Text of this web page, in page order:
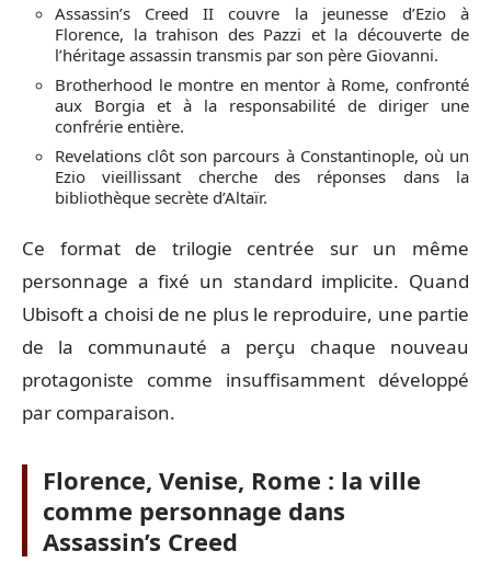
Assassin’s Creed II couvre la jeunesse d’Ezio à
Florence, la trahison des Pazzi et la découverte de
l’héritage assassin transmis par son père Giovanni.
Brotherhood le montre en mentor à Rome, confronté
aux Borgia et à la responsabilité de diriger une
confrérie entière.
Revelations clôt son parcours à Constantinople, où un
Ezio vieillissant cherche des réponses dans la
bibliothèque secrète d’Altaïr.
Ce format de trilogie centrée sur un même
personnage a fixé un standard implicite. Quand
Ubisoft a choisi de ne plus le reproduire, une partie
de la communauté a perçu chaque nouveau
protagoniste comme insuffisamment développé
par comparaison.
Florence, Venise, Rome : la ville
comme personnage dans
Assassin’s Creed